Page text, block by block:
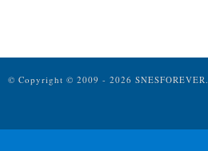
© Copyright © 2009 - 2026 SNESFOREVER.